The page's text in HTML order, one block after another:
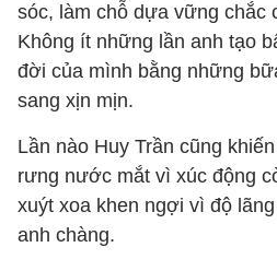
sóc, làm chỗ dựa vững chắc
Không ít những lần anh tạo
đời của mình bằng những
sang xịn mịn.
Lần nào Huy Trần cũng
rưng nước mắt vì xúc động
xuýt xoa khen ngợi vì độ
anh chàng.